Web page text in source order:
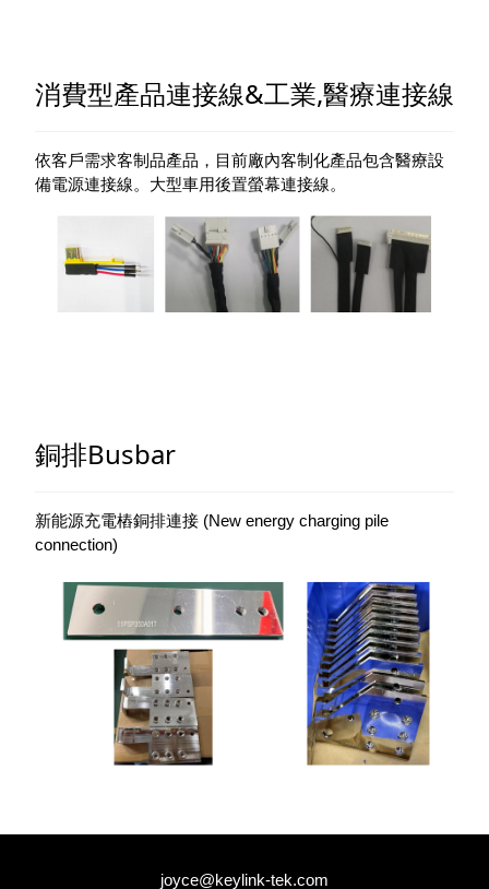
消費型產品連接線&工業,醫療連接線
依客戶需求客制品產品，目前廠內客制化產品包含醫療設
備電源連接線。大型車用後置螢幕連接線。
銅排Busbar
新能源充電樁銅排連接 (New energy charging pile
connection)
joyce@keylink-tek.com